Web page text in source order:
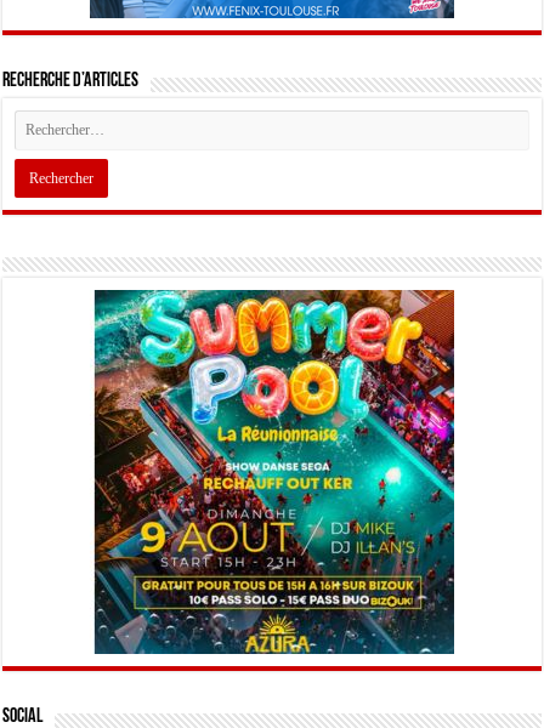
Recherche d’articles
Social